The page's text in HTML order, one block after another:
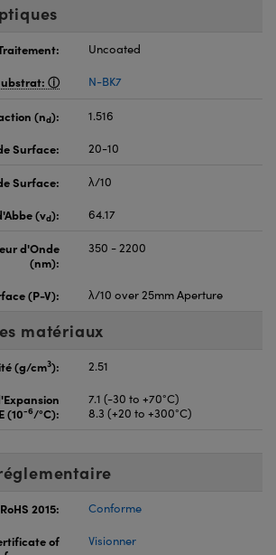
Uncoated
N-BK7
(nd):
1.516
Surface:
20-10
Surface:
λ/10
(vd): 64.17
d'Onde
(nm):
350 - 2200
(P-V): λ/10 over 25mm Aperture
matériaux
(g/cm3):
2.51
(10-6/°C):
7.1 (-30 to +70°C)
8.3 (+20 to +300°C)
RoHS 2015:
Conforme
of
Visionner